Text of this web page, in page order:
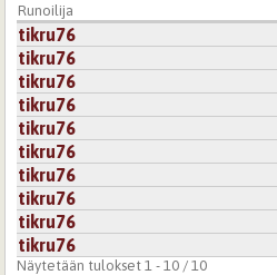
Runoilija
tikru76
tikru76
tikru76
tikru76
tikru76
tikru76
tikru76
tikru76
tikru76
tikru76
Näytetään tulokset 1 - 10 / 10